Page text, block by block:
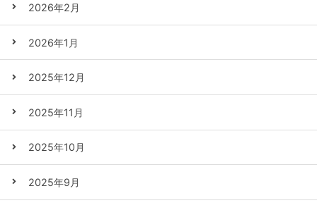
2026年2月
2026年1月
2025年12月
2025年11月
2025年10月
2025年9月